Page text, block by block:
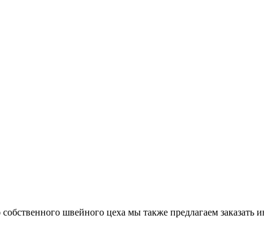
швейного цеха мы также предлагаем заказать